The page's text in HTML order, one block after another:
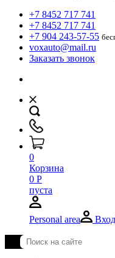
+7 8452 717 741
+7 8452 717 741
+7 904 243-57-55
voxauto@mail.ru
Заказать звонок
0
Корзина
0 Р
пуста
Personal area Вход